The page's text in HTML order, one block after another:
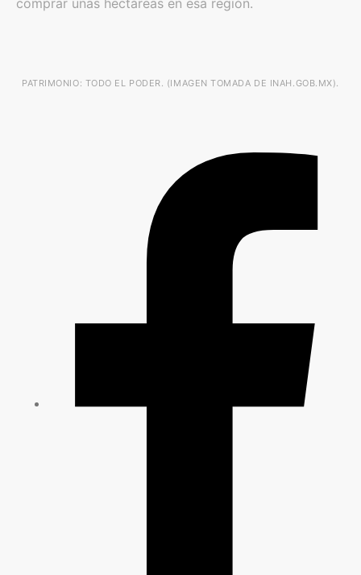
comprar unas hectáreas en esa región.
PATRIMONIO: TODO EL PODER. (IMAGEN TOMADA DE INAH.GOB.MX).